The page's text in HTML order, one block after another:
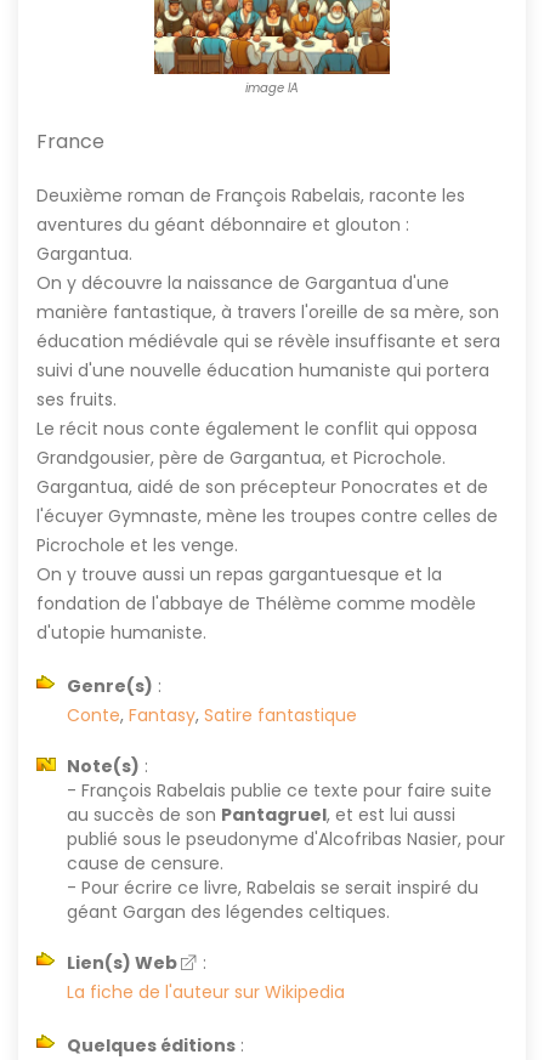
image IA
France
Deuxième roman de François Rabelais, raconte les
aventures du géant débonnaire et glouton :
Gargantua.
On y découvre la naissance de Gargantua d'une
manière fantastique, à travers l'oreille de sa mère, son
éducation médiévale qui se révèle insuffisante et sera
suivi d'une nouvelle éducation humaniste qui portera
ses fruits.
Le récit nous conte également le conflit qui opposa
Grandgousier, père de Gargantua, et Picrochole.
Gargantua, aidé de son précepteur Ponocrates et de
l'écuyer Gymnaste, mène les troupes contre celles de
Picrochole et les venge.
On y trouve aussi un repas gargantuesque et la
fondation de l'abbaye de Thélème comme modèle
d'utopie humaniste.
Genre(s) :
Conte, Fantasy, Satire fantastique
Note(s) :
- François Rabelais publie ce texte pour faire suite
au succès de son Pantagruel, et est lui aussi
publié sous le pseudonyme d'Alcofribas Nasier, pour
cause de censure.
- Pour écrire ce livre, Rabelais se serait inspiré du
géant Gargan des légendes celtiques.
Lien(s) Web
:
La fiche de l'auteur sur Wikipedia
Quelques éditions :